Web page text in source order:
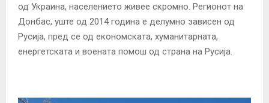
од Украина, населението живее скромно. Регионот на
Донбас, уште од 2014 година е делумно зависен од
Русија, пред се од економската, хуманитарната,
енергетската и воената помош од страна на Русија.